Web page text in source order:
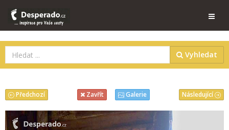
Vyhledat
Následující
Předchozí Zavřít Galerie